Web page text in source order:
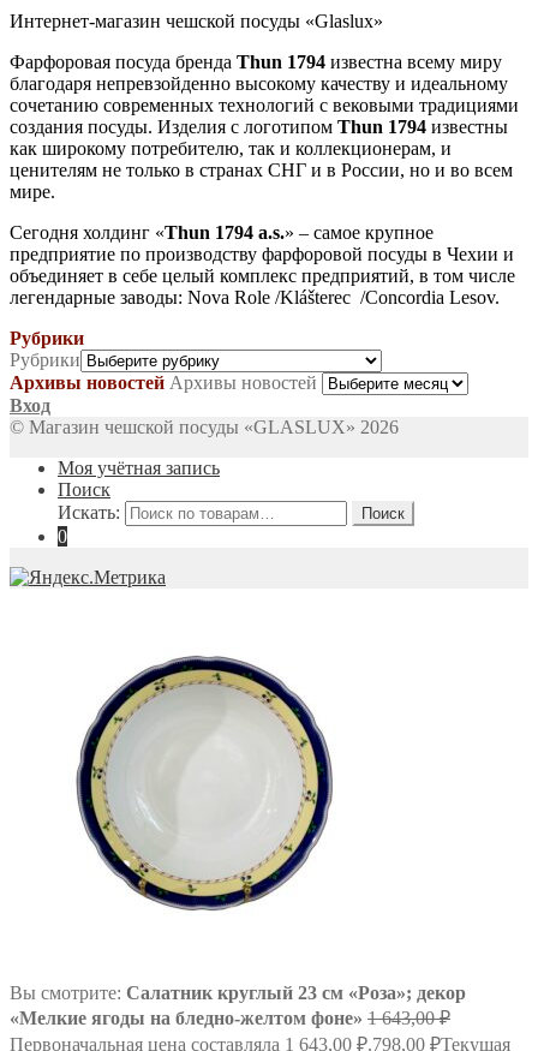
Интернет-магазин чешской посуды «Glaslux»
Фарфоровая посуда бренда Thun 1794 известна всему миру
благодаря непревзойденно высокому качеству и идеальному
сочетанию современных технологий с вековыми традициями
создания посуды. Изделия с логотипом Thun 1794 известны
как широкому потребителю, так и коллекционерам, и
ценителям не только в странах СНГ и в России, но и во всем
мире.
Сегодня холдинг «Thun 1794 a.s.» – самое крупное
предприятие по производству фарфоровой посуды в Чехии и
объединяет в себе целый комплекс предприятий, в том числе
легендарные заводы: Nova Role /Klášterec /Concordia Lesov.
Рубрики
Рубрики
Архивы новостей Архивы новостей
Вход
© Магазин чешской посуды «GLASLUX» 2026
Моя учётная запись
Поиск
Искать:
Поиск
0
Вы смотрите: Салатник круглый 23 см «Роза»; декор
«Мелкие ягоды на бледно-желтом фоне» 1 643,00₽
Первоначальная цена составляла 1 643,00 ₽.798,00 ₽Текущая